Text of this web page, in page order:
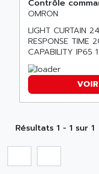
Passif
Emballage
Informatique
Pc
Robot
Contrôle
OMRON
LIGHT CURTAIN
RESPONSE TIME
CAPABILITY IP65
Résultats 1 - 1 sur 1